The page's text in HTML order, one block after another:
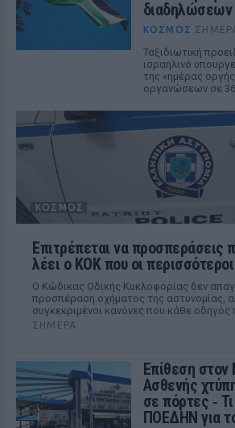
διαδηλώσεων
ΚΌΣΜΟΣ
Ταξιδιωτική
ισραηλινό
της «ημέρας
οργανώσεων σε
ΚΌΣΜΟΣ
Επιτρέπεται να προσπεράσεις
λέει ο ΚΟΚ που οι
Ο Κώδικας Οδικής Κυκλοφορίας δεν
προσπέραση οχήματος της αστυνομίας,
συγκεκριμένοι κανόνες που κάθε οδηγός
ΣΉΜΕΡΑ
Επίθεση στον
Ασθενής
σε πόρτες ‑
ΠΟΕΔΗΝ για